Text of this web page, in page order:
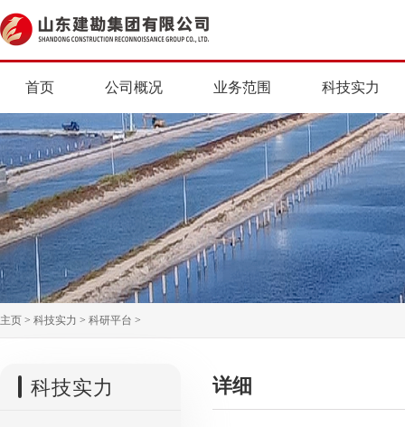
首页 公司概况 业务范围 科技实力
主页 > 科技实力 > 科研平台 >
科技实力 详细